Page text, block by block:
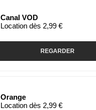
Canal VOD
Location dès 2,99 €
REGARDER
Orange
Location dès 2,99 €